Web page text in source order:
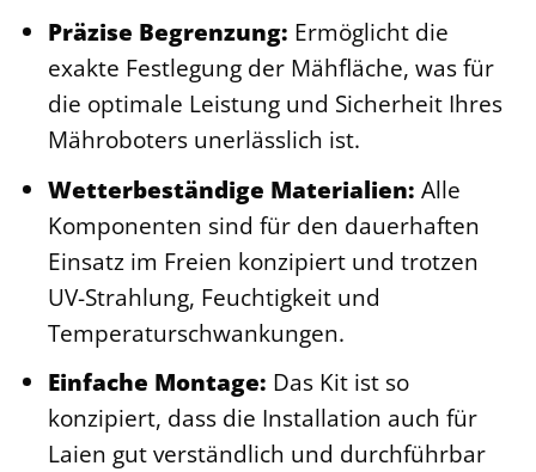
Präzise Begrenzung: Ermöglicht die
exakte Festlegung der Mähfläche, was für
die optimale Leistung und Sicherheit Ihres
Mähroboters unerlässlich ist.
Wetterbeständige Materialien: Alle
Komponenten sind für den dauerhaften
Einsatz im Freien konzipiert und trotzen
UV-Strahlung, Feuchtigkeit und
Temperaturschwankungen.
Einfache Montage: Das Kit ist so
konzipiert, dass die Installation auch für
Laien gut verständlich und durchführbar